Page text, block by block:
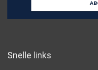
Snelle links